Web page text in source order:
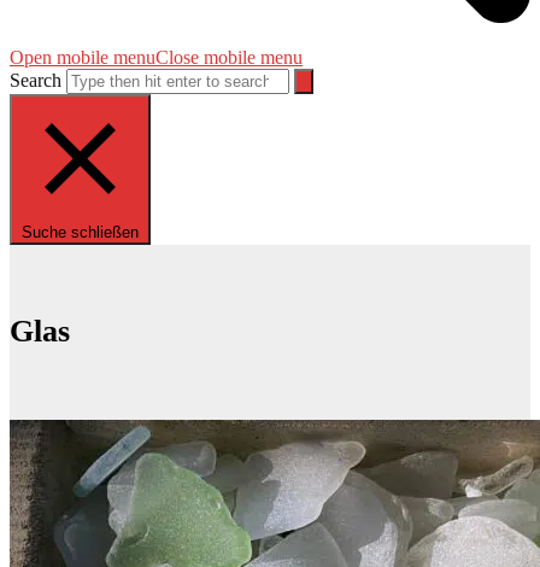
Open mobile menuClose mobile menu
Search
Suche schließen
Glas